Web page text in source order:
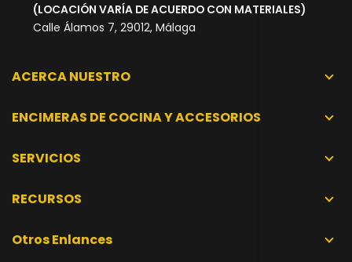
(LOCACIÓN VARÍA DE ACUERDO CON MATERIALES)
Calle Álamos 7, 29012, Málaga
ACERCA NUESTRO
ENCIMERAS DE COCINA Y ACCESORIOS
SERVICIOS
RECURSOS
Otros Enlances